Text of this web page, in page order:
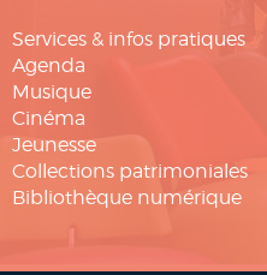
Services & infos pratiques
Agenda
Musique
Cinéma
Jeunesse
Collections patrimoniales
Bibliothèque numérique